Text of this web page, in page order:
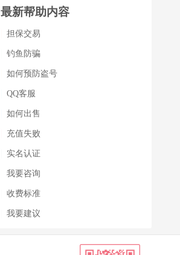
最新帮助内容
担保交易
钓鱼防骗
如何预防盗号
QQ客服
如何出售
充值失败
实名认证
我要咨询
收费标准
我要建议